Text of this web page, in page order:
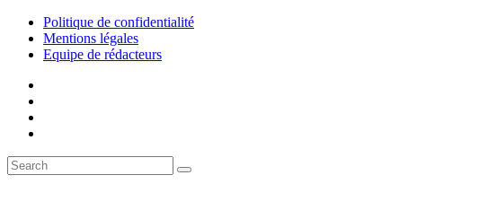
Politique de confidentialité
Mentions légales
Equipe de rédacteurs